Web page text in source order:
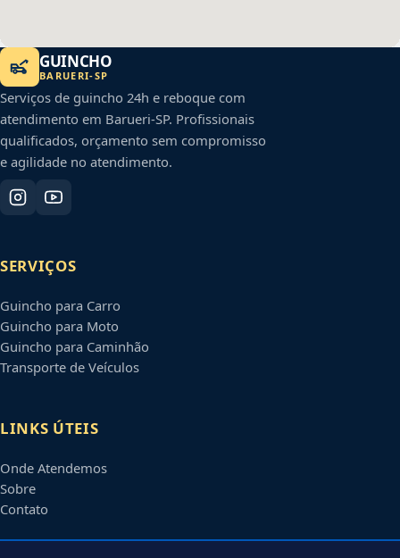
GUINCHO
BARUERI-SP
Serviços de guincho 24h e reboque com
atendimento em Barueri-SP. Profissionais
qualificados, orçamento sem compromisso
e agilidade no atendimento.
SERVIÇOS
Guincho para Carro
Guincho para Moto
Guincho para Caminhão
Transporte de Veículos
LINKS ÚTEIS
Onde Atendemos
Sobre
Contato